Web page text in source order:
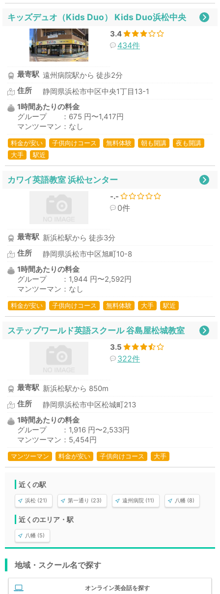
キッズデュオ（Kids Duo） Kids Duo浜松中央
3.4
434件
最寄駅 遠州病院駅から 徒歩2分
住所
静岡県浜松市中区中央1丁目13-1
1時間あたりの料金
グループ ：675 円〜1,417円
マンツーマン：なし
料金が安い 子供向けコース 無料体験 朝も開講
夜も開講
大手
駅近
カワイ英語教室 浜松センター
-.-
0件
最寄駅 新浜松駅から 徒歩3分
住所
静岡県浜松市中区旭町10-8
1時間あたりの料金
グループ ：1,944 円〜2,592円
マンツーマン：なし
料金が安い 子供向けコース 無料体験 大手 駅近
ステップワールド英語スクール 谷島屋松城教室
3.5
322件
最寄駅 新浜松駅から 850m
住所
静岡県浜松市中区松城町213
1時間あたりの料金
グループ ：1,916 円〜2,533円
マンツーマン：5,454円
マンツーマン 料金が安い 子供向けコース 大手
近くの駅
浜松 (21) 第一通り (23) 遠州病院 (11) 八幡 (8)
近くのエリア・駅
八幡 (5)
地域・スクール名で探す
オンライン英会話を探す